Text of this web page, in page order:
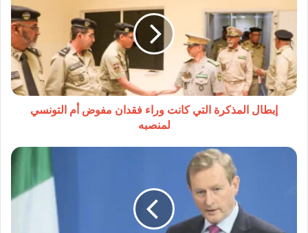
وراء
فقدان
مفوض
أم
التونسي
لمنصبهإبطال المذكرة التي كانت وراء فقدان مفوض أم التونسي
لمنصبه
وزير
إسرائيل